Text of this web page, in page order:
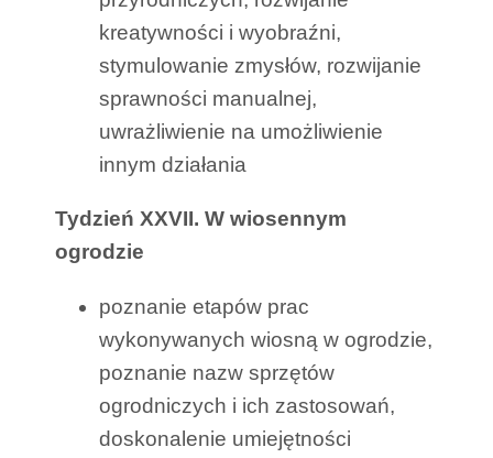
kreatywności i wyobraźni,
stymulowanie zmysłów, rozwijanie
sprawności manualnej,
uwrażliwienie na umożliwienie
innym działania
Tydzień XXVII. W wiosennym
ogrodzie
poznanie etapów prac
wykonywanych wiosną w ogrodzie,
poznanie nazw sprzętów
ogrodniczych i ich zastosowań,
doskonalenie umiejętności